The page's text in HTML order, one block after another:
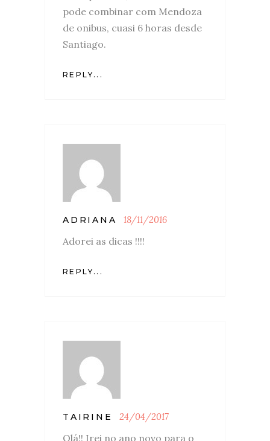
pode combinar com Mendoza
de onibus, cuasi 6 horas desde
Santiago.
REPLY...
ADRIANA 18/11/2016
Adorei as dicas !!!!
REPLY...
TAIRINE 24/04/2017
Olá!! Irei no ano novo para o